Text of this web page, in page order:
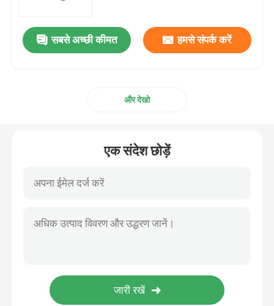
हमारे बारे में
सबसे अच्छी कीमत हमसे संपर्क करें
और देखो
एक संदेश छोड़ें